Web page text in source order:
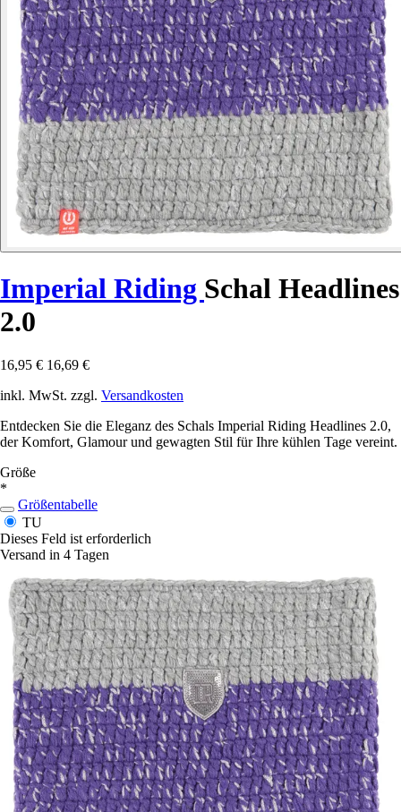
Imperial Riding Schal Headlines
2.0
16,95 € 16,69 €
inkl. MwSt. zzgl. Versandkosten
Entdecken Sie die Eleganz des Schals Imperial Riding Headlines 2.0,
der Komfort, Glamour und gewagten Stil für Ihre kühlen Tage vereint.
Größe
*
Größentabelle
TU
Dieses Feld ist erforderlich
Versand in 4 Tagen